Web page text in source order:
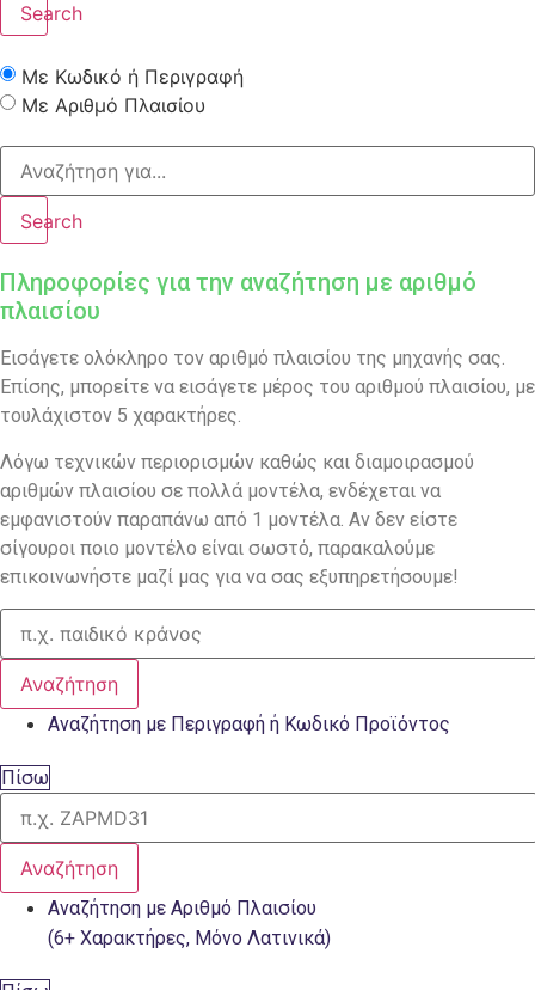
Search
Με Κωδικό ή Περιγραφή
Με Αριθμό Πλαισίου
Search
Πληροφορίες για την αναζήτηση με αριθμό
πλαισίου
Εισάγετε ολόκληρο τον αριθμό πλαισίου της μηχανής σας.
Επίσης, μπορείτε να εισάγετε μέρος του αριθμού πλαισίου, με
τουλάχιστον 5 χαρακτήρες.
Λόγω τεχνικών περιορισμών καθώς και διαμοιρασμού
αριθμών πλαισίου σε πολλά μοντέλα, ενδέχεται να
εμφανιστούν παραπάνω από 1 μοντέλα. Αν δεν είστε
σίγουροι ποιο μοντέλο είναι σωστό, παρακαλούμε
επικοινωνήστε μαζί μας για να σας εξυπηρετήσουμε!
Αναζήτηση
Αναζήτηση με Περιγραφή ή Κωδικό Προϊόντος
Πίσω
Αναζήτηση
Αναζήτηση με Αριθμό Πλαισίου
(6+ Χαρακτήρες, Μόνο Λατινικά)